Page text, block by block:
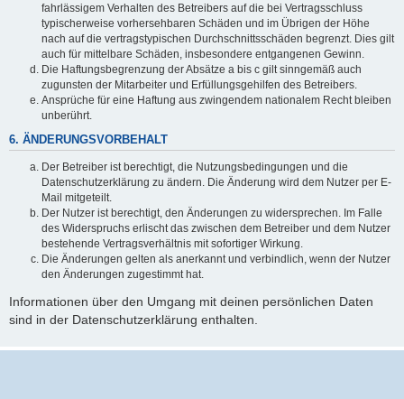
fahrlässigem Verhalten des Betreibers auf die bei Vertragsschluss
typischerweise vorhersehbaren Schäden und im Übrigen der Höhe
nach auf die vertragstypischen Durchschnittsschäden begrenzt. Dies gilt
auch für mittelbare Schäden, insbesondere entgangenen Gewinn.
Die Haftungsbegrenzung der Absätze a bis c gilt sinngemäß auch
zugunsten der Mitarbeiter und Erfüllungsgehilfen des Betreibers.
Ansprüche für eine Haftung aus zwingendem nationalem Recht bleiben
unberührt.
6. ÄNDERUNGSVORBEHALT
Der Betreiber ist berechtigt, die Nutzungsbedingungen und die
Datenschutzerklärung zu ändern. Die Änderung wird dem Nutzer per E-
Mail mitgeteilt.
Der Nutzer ist berechtigt, den Änderungen zu widersprechen. Im Falle
des Widerspruchs erlischt das zwischen dem Betreiber und dem Nutzer
bestehende Vertragsverhältnis mit sofortiger Wirkung.
Die Änderungen gelten als anerkannt und verbindlich, wenn der Nutzer
den Änderungen zugestimmt hat.
Informationen über den Umgang mit deinen persönlichen Daten
sind in der Datenschutzerklärung enthalten.